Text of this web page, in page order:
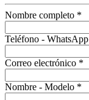
Nombre completo *
Teléfono - WhatsApp
Correo electrónico *
Nombre - Modelo *